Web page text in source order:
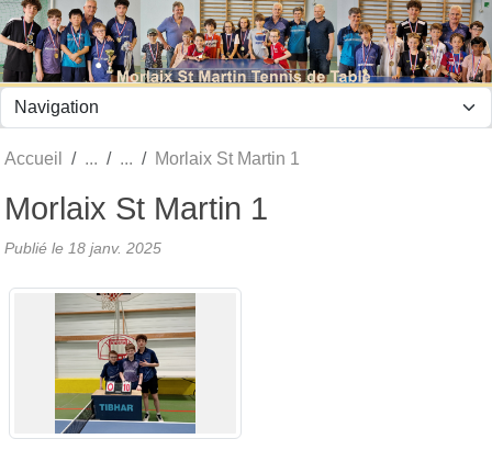
Accueil Morlaix St Martin 1
Morlaix St Martin 1
Publié le 18 janv. 2025
Panneau de gestion des cookies